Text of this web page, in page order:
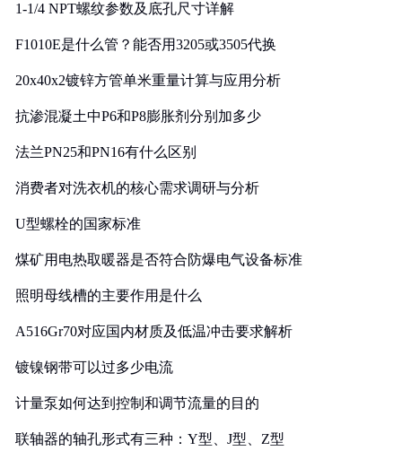
1-1/4 NPT螺纹参数及底孔尺寸详解
F1010E是什么管？能否用3205或3505代换
20x40x2镀锌方管单米重量计算与应用分析
抗渗混凝土中P6和P8膨胀剂分别加多少
法兰PN25和PN16有什么区别
消费者对洗衣机的核心需求调研与分析
U型螺栓的国家标准
煤矿用电热取暖器是否符合防爆电气设备标准
照明母线槽的主要作用是什么
A516Gr70对应国内材质及低温冲击要求解析
镀镍钢带可以过多少电流
计量泵如何达到控制和调节流量的目的
联轴器的轴孔形式有三种：Y型、J型、Z型